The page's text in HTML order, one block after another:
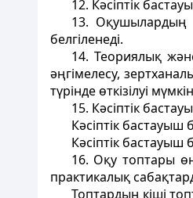
12. Кәсiптік
13. Оқушылардың
белгiленедi.
14. Теориялық
әңгiмелесу,
түрінде өткiзiлуi
15. Кәсiптiк
Кәсіптік
Кәсiптiк бастауыш
16. Оқу топтары
практикалық
Топтардың кiшi